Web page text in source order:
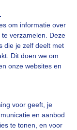
om informatie over
verzamelen. Deze
die je zelf deelt met
Dit doen we om
onze websites en
voor geeft, je
en aanbod
te tonen, en voor